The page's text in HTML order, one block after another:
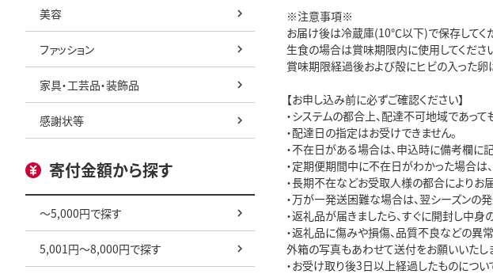
美容
ファッション
家具・工芸品・装飾品
感謝状等
寄付金額から探す
～5,000円で探す
5,001円～8,000円で探す
※注意事項※
お届け後は冷蔵庫(10℃以下)で保存してく
生食の場合は賞味期限内に使用してくださ
賞味期限経過後および殻にヒビの入った卵
【お申し込み前に必ずご確認ください】
・システムの都合上、配達不可地域であっ
・配達日の指定はお受けできません。
・不在日がある場合は、申込時に備考欄に
・定期便期間中に不在日がわかった場合は
・長期不在などお受取人様の都合によりお
・万が一発送困難な場合は、翌シーズンの
・返礼品が届きましたら、すぐに開封し中身
・返礼品に傷みや損傷、品質不良などの異
外箱の写真もあわせて送付をお願いいたし
・お受け取り後3日以上経過したものについ